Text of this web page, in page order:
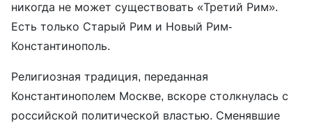
никогда не может существовать «Третий Рим».
Есть только Старый Рим и Новый Рим-
Константинополь.
Религиозная традиция, переданная
Константинополем Москве, вскоре столкнулась с
российской политической властью. Сменявшие